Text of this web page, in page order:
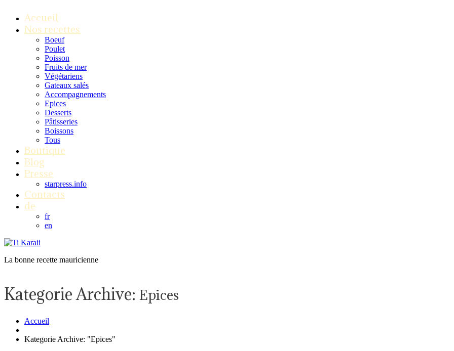
Accueil
Nos recettes
Boeuf
Poulet
Poisson
Fruits de mer
Végétariens
Gateaux salés
Accompagnements
Epices
Desserts
Pâtisseries
Boissons
Tous
Boutique
Blog
Presse
starpress.info
Contacts
de
fr
en
La bonne recette mauricienne
Kategorie Archive: Epices
Accueil
Kategorie Archive: "Epices"